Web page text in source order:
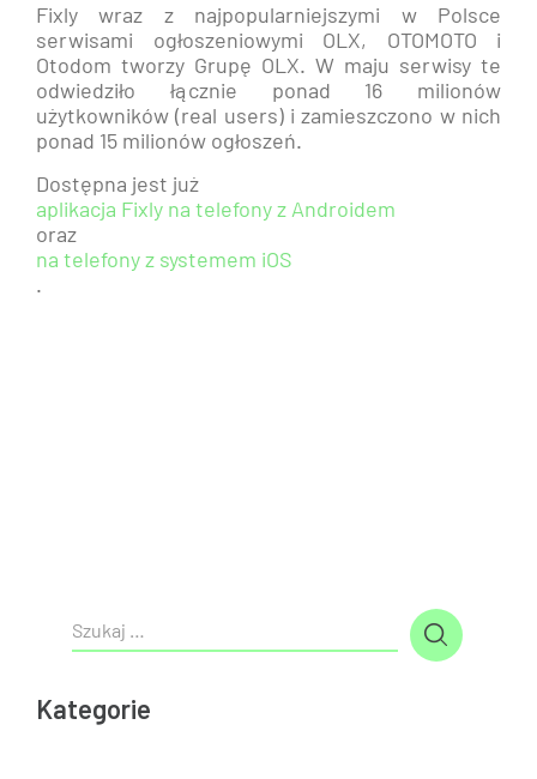
Fixly wraz z najpopularniejszymi w Polsce
serwisami ogłoszeniowymi OLX, OTOMOTO i
Otodom tworzy Grupę OLX. W maju serwisy te
odwiedziło łącznie ponad 16 milionów
użytkowników (real users) i zamieszczono w nich
ponad 15 milionów ogłoszeń.
Dostępna jest już
aplikacja Fixly na telefony z Androidem
oraz
na telefony z systemem iOS
.
Kategorie